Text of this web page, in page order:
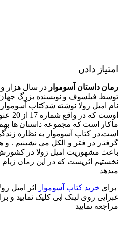
امتیاز دادن
رمان داستان آسوموار در سال هزار
توسط فیلسوف و نویسنده بزرگ
نام امیل زولا نوشته شدکتاب
اوست
ماکار است که مجموعه داستان ها
است.در کتاب آسوموار به نظاره
گرفتار در فقر و الکل می نشینیم . و
باعث مشهوریت امیل زولا در
نخستیم اثریست که در این رمان
میدهد
برای خرید کتاب آسوموار
اثر امیل
غبرایی روی لینک ابی کلیک نمایید و
مراجعه نمایید